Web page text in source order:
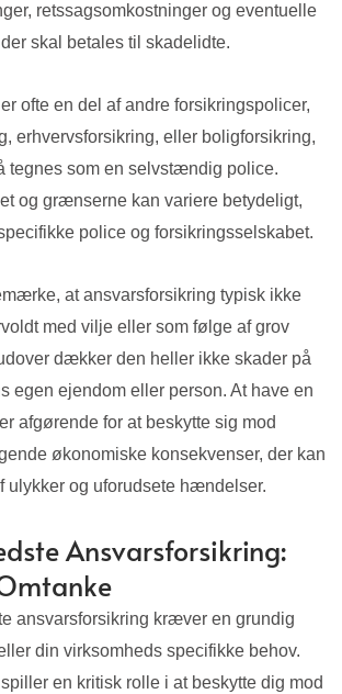
retssagsomkostninger og eventuelle
skal betales til skadelidte.
ofte en del af andre forsikringspolicer,
erhvervsforsikring, eller boligforsikring,
tegnes som en selvstændig police.
og grænserne kan variere betydeligt,
police og forsikringsselskabet.
at ansvarsforsikring typisk ikke
med vilje eller som følge af grov
dækker den heller ikke skader på
egen ejendom eller person. At have en
afgørende for at beskytte sig mod
økonomiske konsekvenser, der kan
ulykker og uforudsete hændelser.
Ansvarsforsikring:
ansvarsforsikring kræver en grundig
din virksomheds specifikke behov.
en kritisk rolle i at beskytte dig mod